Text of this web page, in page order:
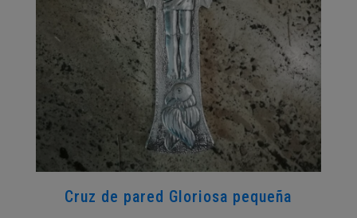
Cruz de pared Gloriosa pequeña